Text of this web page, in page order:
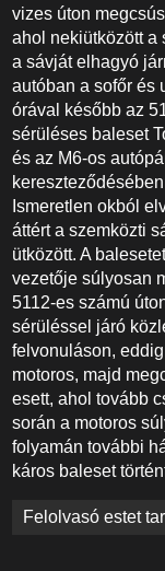
vizes úton
ahol nekiütközött a
a sávját elhagyó
autóban a sofőr és
órával később az
sérüléses baleset
és az M6-os
Ismeretlen okból
áttért a szemközti
ütközött. A
vezetője súlyosan
5112-es számú
sérüléssel járó
felvonuláson,
motoros, majd
esett, ahol tovább
során a motoros
folyamán további
káros baleset
Bejegyzés
Felolvasó estet